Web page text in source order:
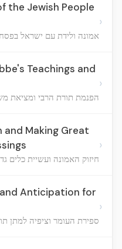
the Jewish People
אמונה ולידת עם ישראל בפסח
›
Teachings and
הפנמת תורת הרבי ומציאת
›
Making Great
חיזוק האמונה ועשיית כלים
›
Anticipation for
ספירת העומר וציפיה למתן
›